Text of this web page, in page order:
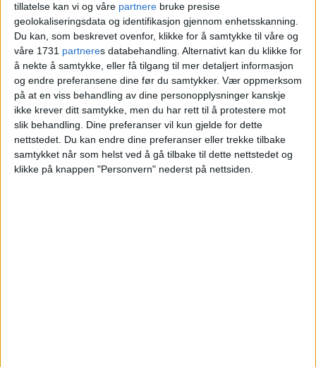
tillatelse kan vi og våre partnere bruke presise
geolokaliseringsdata og identifikasjon gjennom enhetsskanning.
Du kan, som beskrevet ovenfor, klikke for å samtykke til våre og
våre 1731 partneres databehandling. Alternativt kan du klikke for
å nekte å samtykke, eller få tilgang til mer detaljert informasjon
og endre preferansene dine før du samtykker. Vær oppmerksom
på at en viss behandling av dine personopplysninger kanskje
ikke krever ditt samtykke, men du har rett til å protestere mot
slik behandling. Dine preferanser vil kun gjelde for dette
nettstedet. Du kan endre dine preferanser eller trekke tilbake
samtykket når som helst ved å gå tilbake til dette nettstedet og
klikke på knappen "Personvern" nederst på nettsiden.
Skal Vålerenga heve seg opp til
Stavangers nivå, må vi ha inn